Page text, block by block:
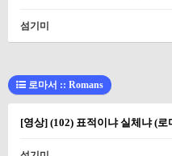
섬기미
로마서 :: Romans
[영상] (102) 표적이냐 실체냐 (